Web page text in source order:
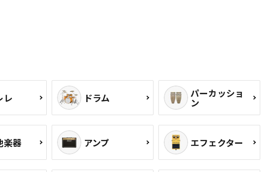
レ ドラム パーカッショ
ン
楽器 アンプ エフェクター